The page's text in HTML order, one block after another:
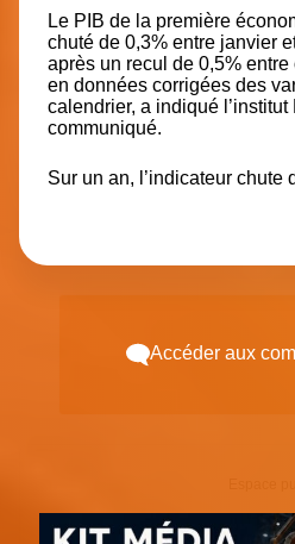
Le PIB de la première
chuté de 0,3% entre janvier
après un recul de 0,5%
en données corrigées des
calendrier, a indiqué
communiqué.
Sur un an, l’indicateur chute
Accéder aux